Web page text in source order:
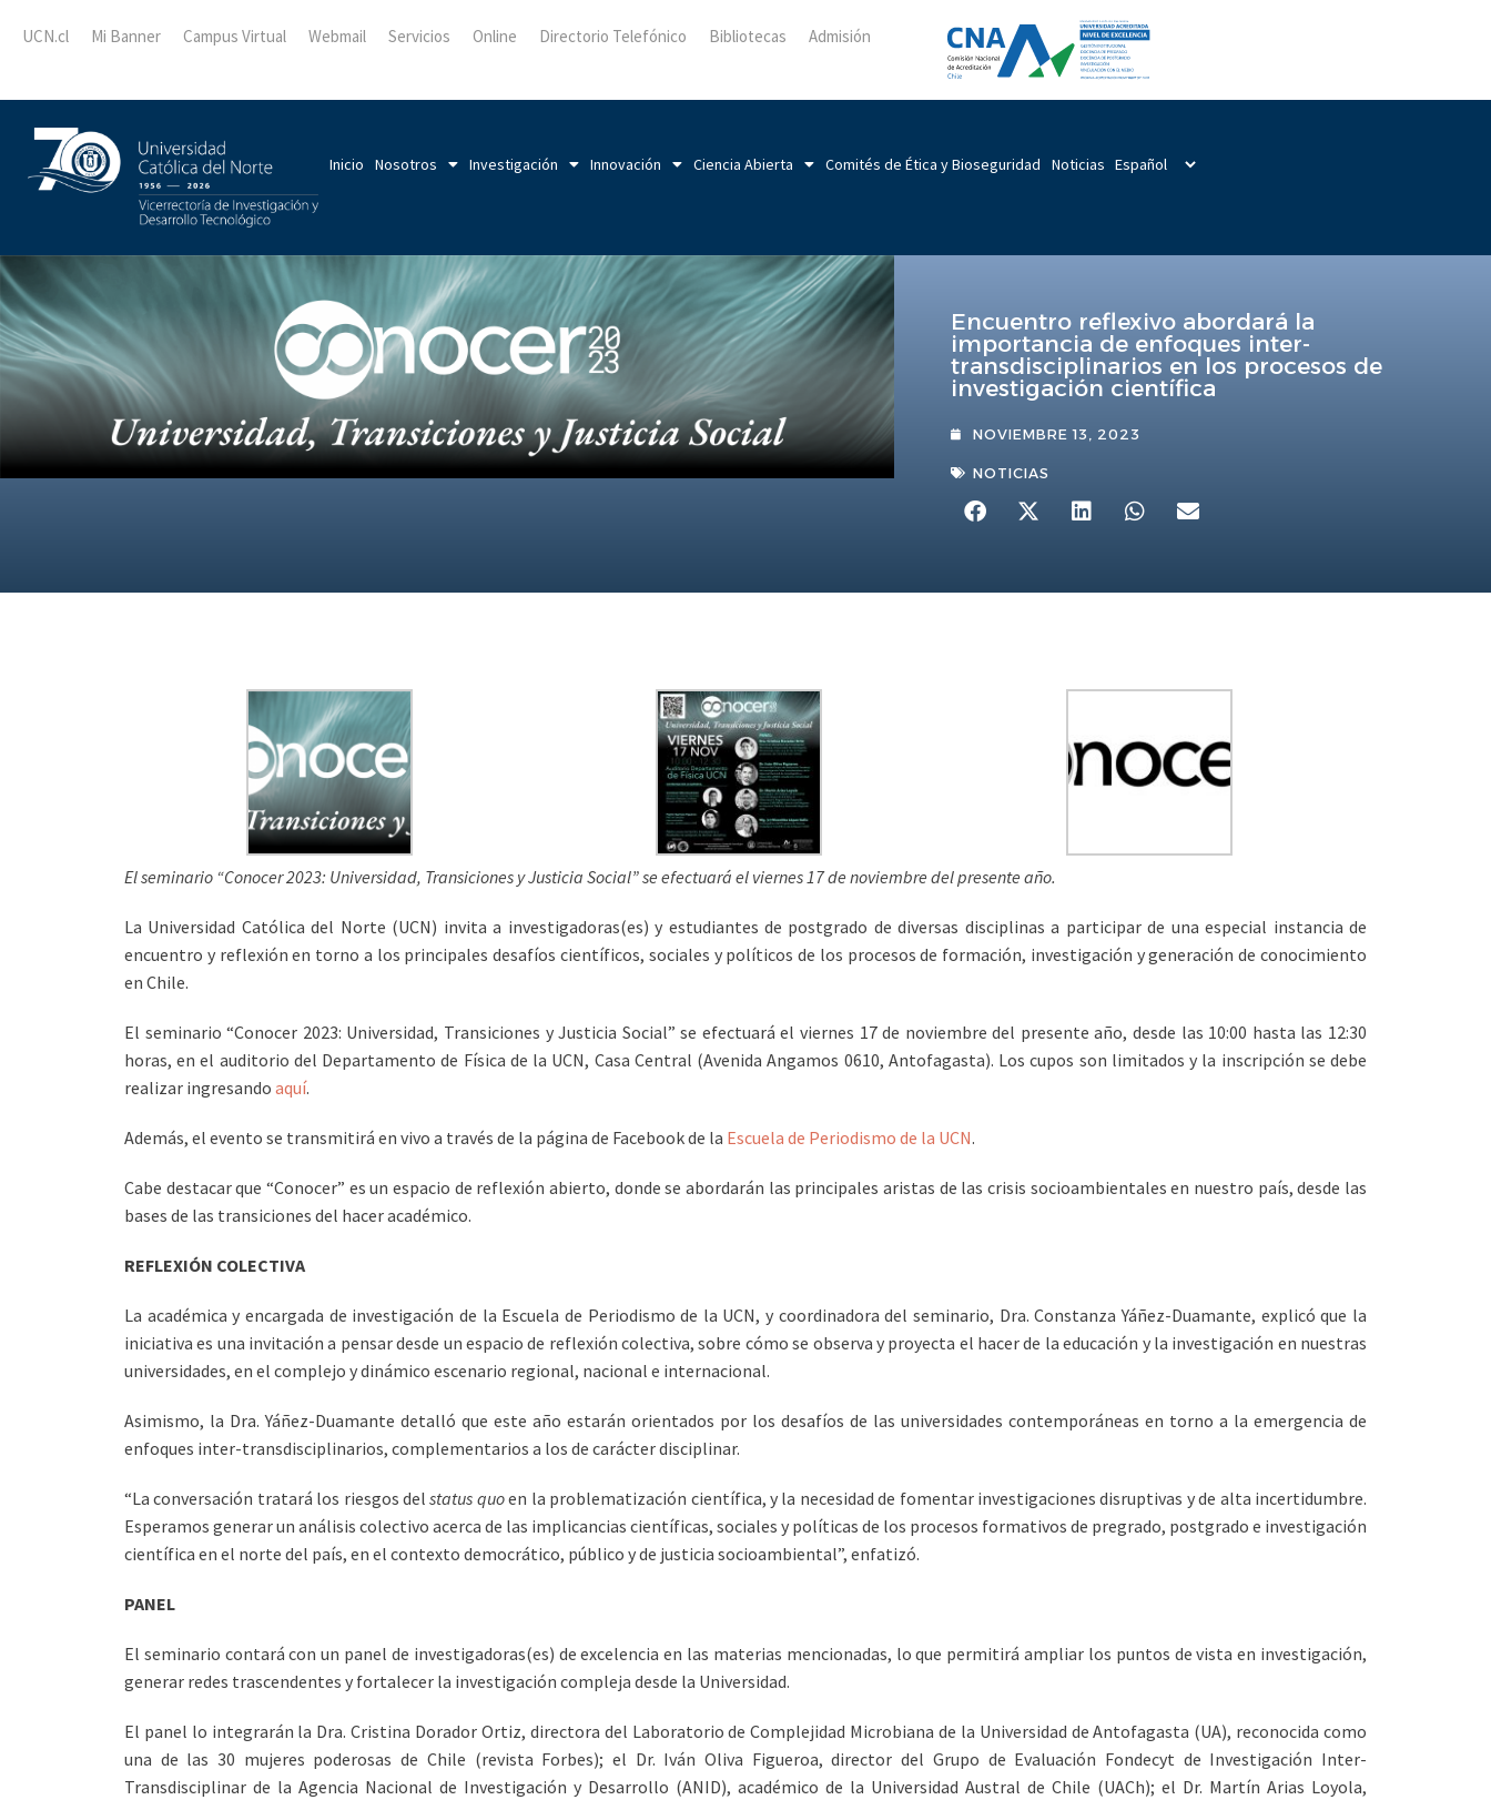
UCN.cl Mi Banner Campus Virtual Webmail Servicios Online Directorio Telefónico Bibliotecas Admisión
Inicio Nosotros Investigación Innovación Ciencia Abierta Comités de Ética y Bioseguridad Noticias
Encuentro reflexivo abordará la
importancia de enfoques inter-
transdisciplinarios en los procesos de
investigación científica
NOVIEMBRE 13, 2023
NOTICIAS
El seminario “Conocer 2023: Universidad, Transiciones y Justicia Social” se efectuará el viernes 17 de noviembre del presente año.
La Universidad Católica del Norte (UCN) invita a investigadoras(es) y estudiantes de postgrado de diversas disciplinas a participar de una especial instancia de
encuentro y reflexión en torno a los principales desafíos científicos, sociales y políticos de los procesos de formación, investigación y generación de conocimiento
en Chile.
El seminario “Conocer 2023: Universidad, Transiciones y Justicia Social” se efectuará el viernes 17 de noviembre del presente año, desde las 10:00 hasta las 12:30
horas, en el auditorio del Departamento de Física de la UCN, Casa Central (Avenida Angamos 0610, Antofagasta). Los cupos son limitados y la inscripción se debe
realizar ingresando aquí.
Además, el evento se transmitirá en vivo a través de la página de Facebook de la Escuela de Periodismo de la UCN.
Cabe destacar que “Conocer” es un espacio de reflexión abierto, donde se abordarán las principales aristas de las crisis socioambientales en nuestro país, desde las
bases de las transiciones del hacer académico.
REFLEXIÓN COLECTIVA
La académica y encargada de investigación de la Escuela de Periodismo de la UCN, y coordinadora del seminario, Dra. Constanza Yáñez-Duamante, explicó que la
iniciativa es una invitación a pensar desde un espacio de reflexión colectiva, sobre cómo se observa y proyecta el hacer de la educación y la investigación en nuestras
universidades, en el complejo y dinámico escenario regional, nacional e internacional.
Asimismo, la Dra. Yáñez-Duamante detalló que este año estarán orientados por los desafíos de las universidades contemporáneas en torno a la emergencia de
enfoques inter-transdisciplinarios, complementarios a los de carácter disciplinar.
“La conversación tratará los riesgos delstatus quoen la problematización científica, y la necesidad de fomentar investigaciones disruptivas y de alta incertidumbre.
Esperamos generar un análisis colectivo acerca de las implicancias científicas, sociales y políticas de los procesos formativos de pregrado, postgrado e investigación
científica en el norte del país, en el contexto democrático, público y de justicia socioambiental”, enfatizó.
PANEL
El seminario contará con un panel de investigadoras(es) de excelencia en las materias mencionadas, lo que permitirá ampliar los puntos de vista en investigación,
generar redes trascendentes y fortalecer la investigación compleja desde la Universidad.
El panel lo integrarán la Dra. Cristina Dorador Ortiz, directora del Laboratorio de Complejidad Microbiana de la Universidad de Antofagasta (UA), reconocida como
una de las 30 mujeres poderosas de Chile (revista Forbes); el Dr. Iván Oliva Figueroa, director del Grupo de Evaluación Fondecyt de Investigación Inter-
Transdisciplinar de la Agencia Nacional de Investigación y Desarrollo (ANID), académico de la Universidad Austral de Chile (UACh); el Dr. Martín Arias Loyola,